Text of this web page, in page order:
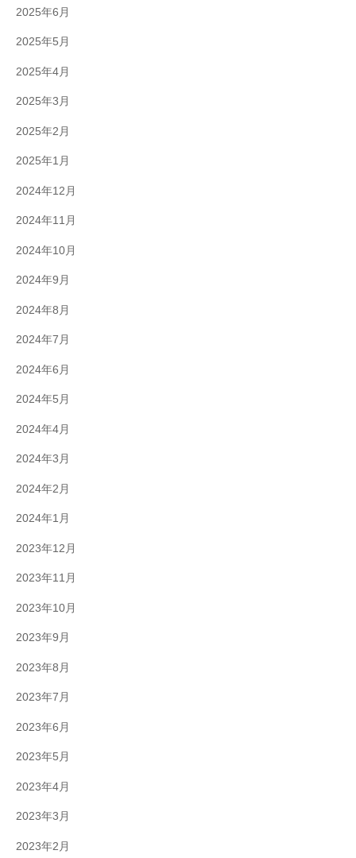
2025年6月
2025年5月
2025年4月
2025年3月
2025年2月
2025年1月
2024年12月
2024年11月
2024年10月
2024年9月
2024年8月
2024年7月
2024年6月
2024年5月
2024年4月
2024年3月
2024年2月
2024年1月
2023年12月
2023年11月
2023年10月
2023年9月
2023年8月
2023年7月
2023年6月
2023年5月
2023年4月
2023年3月
2023年2月